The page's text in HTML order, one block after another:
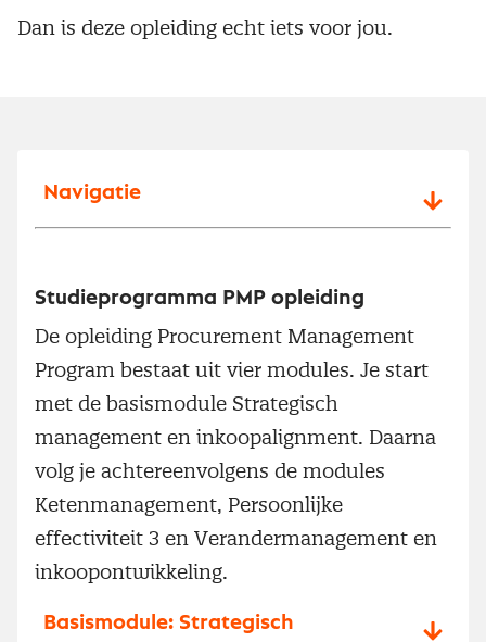
Dan is deze opleiding echt iets voor jou.
Navigatie
Studieprogramma PMP opleiding
De opleiding Procurement Management
Program bestaat uit vier modules. Je start
met de basismodule Strategisch
management en inkoopalignment. Daarna
volg je achtereenvolgens de modules
Ketenmanagement, Persoonlijke
effectiviteit 3 en Verandermanagement en
inkoopontwikkeling.
Basismodule: Strategisch